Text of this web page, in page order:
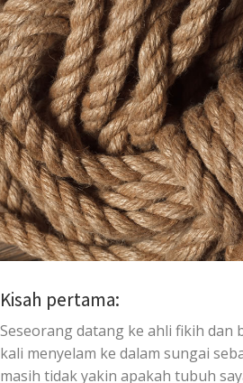
Kisah pertama:
Seseorang datang ke ahli fikih dan
kali menyelam ke dalam sungai
masih tidak yakin apakah tubuh